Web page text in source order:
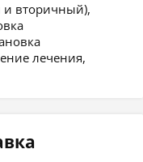
и вторичный),
лечения,